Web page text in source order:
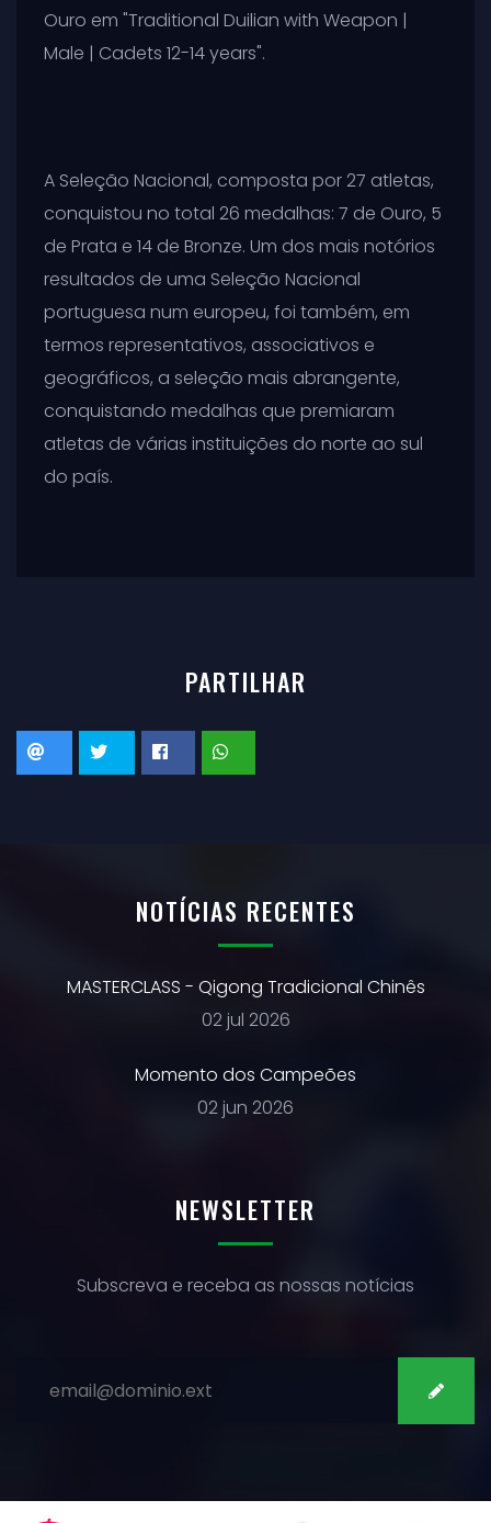
Ouro em "Traditional Duilian with Weapon |
Male | Cadets 12-14 years".
A Seleção Nacional, composta por 27 atletas,
conquistou no total 26 medalhas: 7 de Ouro, 5
de Prata e 14 de Bronze. Um dos mais notórios
resultados de uma Seleção Nacional
portuguesa num europeu, foi também, em
termos representativos, associativos e
geográficos, a seleção mais abrangente,
conquistando medalhas que premiaram
atletas de várias instituições do norte ao sul
do país.
PARTILHAR
NOTÍCIAS RECENTES
MASTERCLASS - Qigong Tradicional Chinês
02 jul 2026
Momento dos Campeões
02 jun 2026
NEWSLETTER
Subscreva e receba as nossas notícias